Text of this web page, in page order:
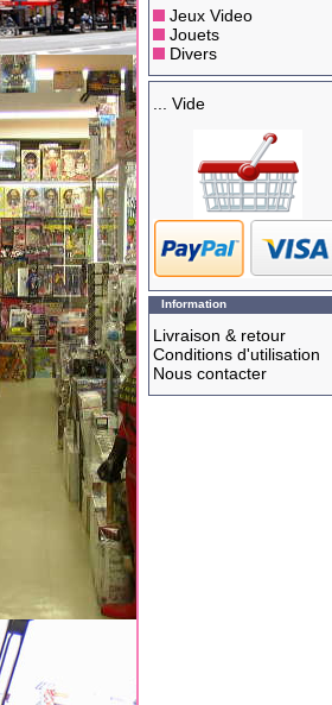
Jeux Video
Jouets
Divers
... Vide
Information
Livraison & retour
Conditions d'utilisation
Nous contacter